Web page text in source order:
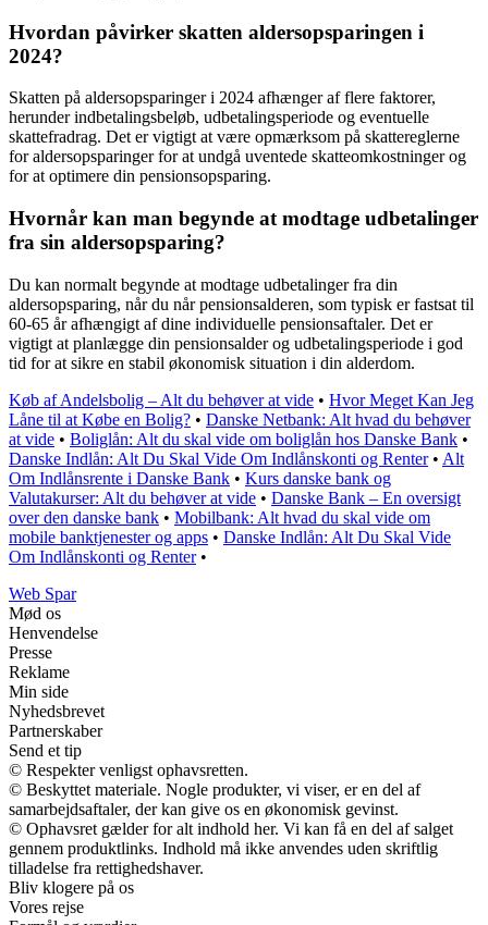
Hvordan påvirker skatten aldersopsparingen i
2024?
Skatten på aldersopsparinger i 2024 afhænger af flere faktorer,
herunder indbetalingsbeløb, udbetalingsperiode og eventuelle
skattefradrag. Det er vigtigt at være opmærksom på skattereglerne
for aldersopsparinger for at undgå uventede skatteomkostninger og
for at optimere din pensionsopsparing.
Hvornår kan man begynde at modtage udbetalinger
fra sin aldersopsparing?
Du kan normalt begynde at modtage udbetalinger fra din
aldersopsparing, når du når pensionsalderen, som typisk er fastsat til
60-65 år afhængigt af dine individuelle pensionsaftaler. Det er
vigtigt at planlægge din pensionsalder og udbetalingsperiode i god
tid for at sikre en stabil økonomisk situation i din alderdom.
Køb af Andelsbolig – Alt du behøver at vide • Hvor Meget Kan Jeg
Låne til at Købe en Bolig? • Danske Netbank: Alt hvad du behøver
at vide • Boliglån: Alt du skal vide om boliglån hos Danske Bank •
Danske Indlån: Alt Du Skal Vide Om Indlånskonti og Renter• Alt
Om Indlånsrente i Danske Bank • Kurs danske bank og
Valutakurser: Alt du behøver at vide • Danske Bank – En oversigt
over den danske bank • Mobilbank: Alt hvad du skal vide om
mobile banktjenester og apps • Danske Indlån: Alt Du Skal Vide
Om Indlånskonti og Renter•
Web Spar
Mød os
Henvendelse
Presse
Reklame
Min side
Nyhedsbrevet
Partnerskaber
Send et tip
© Respekter venligst ophavsretten.
© Beskyttet materiale. Nogle produkter, vi viser, er en del af
samarbejdsaftaler, der kan give os en økonomisk gevinst.
© Ophavsret gælder for alt indhold her. Vi kan få en del af salget
gennem produktlinks. Indhold må ikke anvendes uden skriftlig
tilladelse fra rettighedshaver.
Bliv klogere på os
Vores rejse